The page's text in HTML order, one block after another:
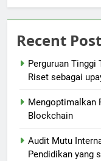
Recent
Perguruan Tinggi
Riset sebagai
Mengoptimalkan
Blockchain
Audit Mutu
Pendidikan yang